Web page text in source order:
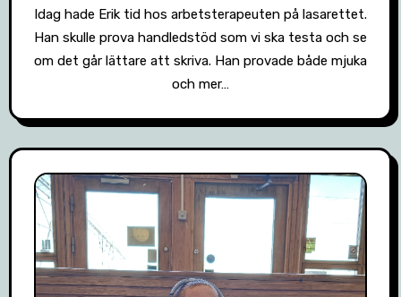
Idag hade Erik tid hos arbetsterapeuten på lasarettet.
Han skulle prova handledstöd som vi ska testa och se
om det går lättare att skriva. Han provade både mjuka
och mer…